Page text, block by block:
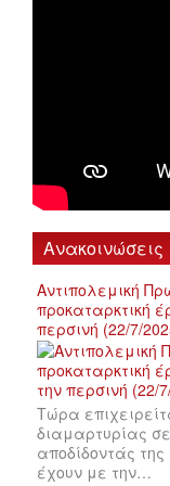
Ανακοινώσεις
Αντιπολεμική
προκαταρκτική
περσινή (22/7/
Τώρα
διαμαρτυρίας σε
αποδίδοντάς
έχουν με την…